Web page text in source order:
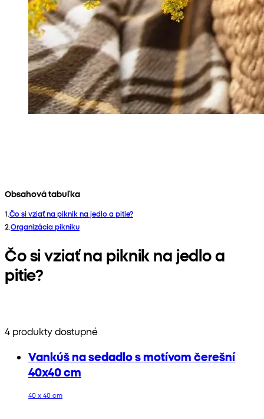
Obsahová tabuľka
1.Čo si vziať na piknik na jedlo a pitie?
2.Organizácia pikniku
Čo si vziať na piknik na jedlo a
pitie?
4 produkty dostupné
Vankúš na sedadlo s motívom čerešní
40x40 cm
40 x 40 cm